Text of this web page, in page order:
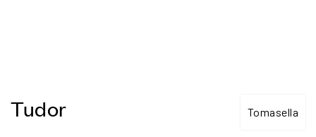
Tomasella
Tudor